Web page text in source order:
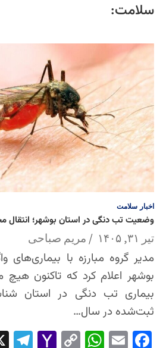
سلامت:
اخبار سلامت
وضعیت تب دنگی در استان بوشهر؛
تیر ۳۱, ۱۴۰۵ مریم صباحی
مدیر گروه مبارزه با بیماری‌های
بوشهر اعلام کرد که تاکنون هیچ
بیماری تب دنگی در استان
ثبت‌شده در سال…
Fac
Em
Wh
Co
Yah